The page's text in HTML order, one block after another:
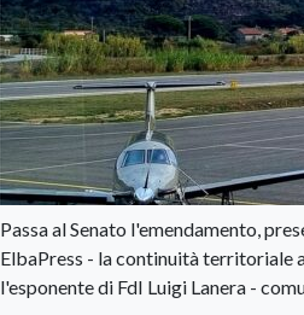
Passa al Senato l'emendamento,
ElbaPress - la continuità territoriale
l'esponente di FdI Luigi Lanera -